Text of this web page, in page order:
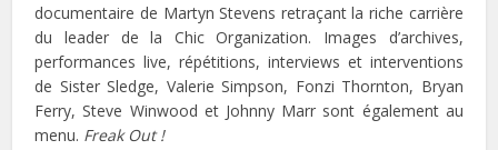
documentaire de Martyn Stevens retraçant la riche carrière
du leader de la Chic Organization. Images d’archives,
performances live, répétitions, interviews et interventions
de Sister Sledge, Valerie Simpson, Fonzi Thornton, Bryan
Ferry, Steve Winwood et Johnny Marr sont également au
menu. Freak Out !